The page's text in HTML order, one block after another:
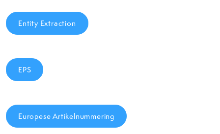
Entity Extraction
EPS
Europese Artikelnummering